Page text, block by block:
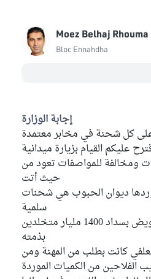
Moez Belhaj Rhouma
Bloc Ennahdha
إجابة الوزارة
على كل شحنة في مخابر معتمدة
عليكم القيام بزيارة ميدانية
ومخالفة للمواصفات تعود من
حيث أتت
ديوان الحبوب هي شحنات
سلمية
لم يقم صندوق التعويض بسداد 1400 مليار متخلدين
بذمته
كانت بطلب من المهنة ومن
الفلاحين من الكميات الموردة